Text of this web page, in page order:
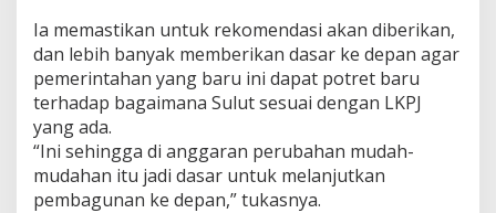
Ia memastikan untuk rekomendasi akan diberikan,
dan lebih banyak memberikan dasar ke depan agar
pemerintahan yang baru ini dapat potret baru
terhadap bagaimana Sulut sesuai dengan LKPJ
yang ada.
“Ini sehingga di anggaran perubahan mudah-
mudahan itu jadi dasar untuk melanjutkan
pembagunan ke depan,” tukasnya.